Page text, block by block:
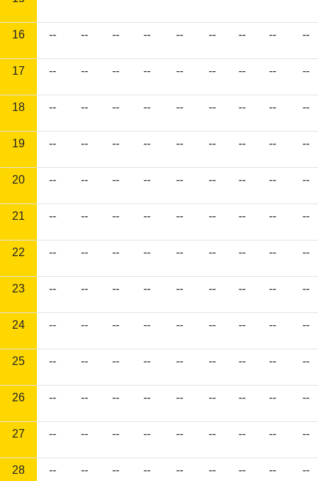
16 -- -- -- -- -- -- -- -- --
17 -- -- -- -- -- -- -- -- --
18 -- -- -- -- -- -- -- -- --
19 -- -- -- -- -- -- -- -- --
20 -- -- -- -- -- -- -- -- --
21 -- -- -- -- -- -- -- -- --
22 -- -- -- -- -- -- -- -- --
23 -- -- -- -- -- -- -- -- --
24 -- -- -- -- -- -- -- -- --
25 -- -- -- -- -- -- -- -- --
26 -- -- -- -- -- -- -- -- --
27 -- -- -- -- -- -- -- -- --
28 -- -- -- -- -- -- -- -- --